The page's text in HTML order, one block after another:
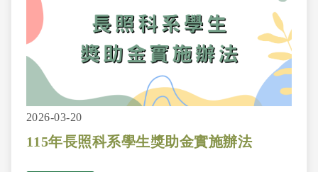
2026-03-20
115年長照科系學生獎助金實施辦法